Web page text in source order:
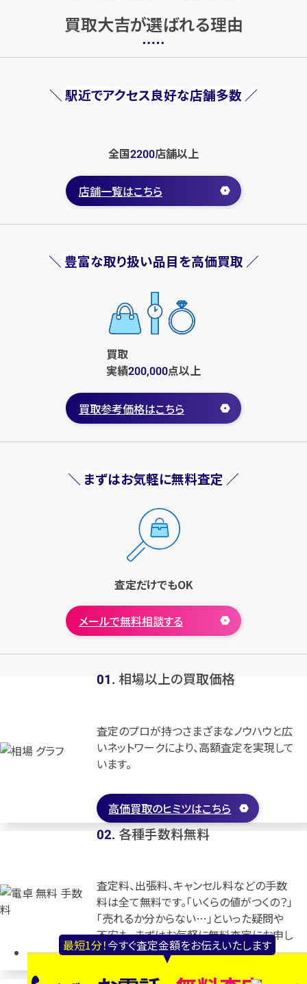
最短1分！今すぐ査定金額をお伝えいたします
買取大吉が選ばれる理由
＼ 駅近でアクセス良好な店舗多数 ／
全国2200店舗以上
店舗一覧はこちら
＼ 豊富な取り扱い品目を高価買取 ／
買取
実績200,000点以上
買取参考価格はこちら
＼ まずはお気軽に無料査定 ／
査定だけでもOK
メールで無料相談する
. 相場以上の買取価格
査定のプロが持つさまざまなノウハウと広
いネットワークにより、高額査定を実現して
います。
高価買取のヒミツはこちら
. 各種手数料無料
査定料、出張料、キャンセル料などの手数
料は全て無料です。「いくらの値がつくの？」
「売れるか分からない…」といった疑問や
不安も、まずはお気軽に無料査定にお申し
込みください！